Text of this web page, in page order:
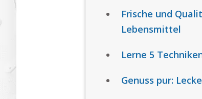
Frische und
Lebensmittel
Lerne 5
Genuss pur: